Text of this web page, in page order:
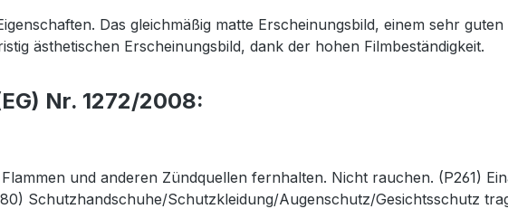
Das gleichmäßig matte Erscheinungsbild, einem sehr
ästhetischen Erscheinungsbild, dank der hohen Filmbeständigkeit.
Nr. 1272/2008:
und anderen Zündquellen fernhalten. Nicht rauchen. (P261)
Schutzhandschuhe/Schutzkleidung/Augenschutz/Gesichtsschutz